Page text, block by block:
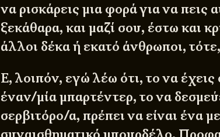
να ρισκάρεις μια φορά για να πεις
ξεκάθαρα, και μαζί σου, έστω και
άλλοι δέκα ή εκατό άνθρωποι,
Ε, λοιπόν, εγώ λέω ότι, το να
έναν/μία μπαρτέντερ, το να
σερβιτόρο/α, πρέπει να είναι ένα